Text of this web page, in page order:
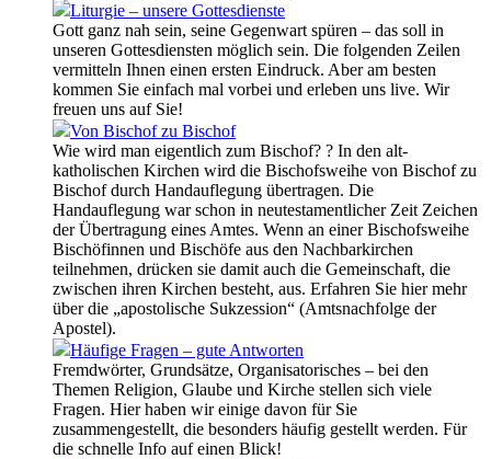
Liturgie – unsere Gottesdienste
Gott ganz nah sein, seine Gegenwart spüren – das soll in
unseren Gottesdiensten möglich sein. Die folgenden Zeilen
vermitteln Ihnen einen ersten Eindruck. Aber am besten
kommen Sie einfach mal vorbei und erleben uns live. Wir
freuen uns auf Sie!
Von Bischof zu Bischof
Wie wird man eigentlich zum Bischof? ? In den alt-
katholischen Kirchen wird die Bischofsweihe von Bischof zu
Bischof durch Handauflegung übertragen. Die
Handauflegung war schon in neutestamentlicher Zeit Zeichen
der Übertragung eines Amtes. Wenn an einer Bischofsweihe
Bischöfinnen und Bischöfe aus den Nachbarkirchen
teilnehmen, drücken sie damit auch die Gemeinschaft, die
zwischen ihren Kirchen besteht, aus. Erfahren Sie hier mehr
über die „apostolische Sukzession“ (Amtsnachfolge der
Apostel).
Häufige Fragen – gute Antworten
Fremdwörter, Grundsätze, Organisatorisches – bei den
Themen Religion, Glaube und Kirche stellen sich viele
Fragen. Hier haben wir einige davon für Sie
zusammengestellt, die besonders häufig gestellt werden. Für
die schnelle Info auf einen Blick!